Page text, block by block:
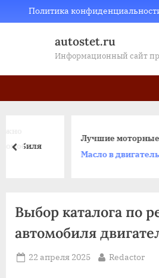
to
Политика
autostet.ru
Информационный сайт
Лучшие моторные масла в
Масло в двигатель
пред
Выбор каталога по
автомобиля
Posted
22 апреля 2025 By
Redactor